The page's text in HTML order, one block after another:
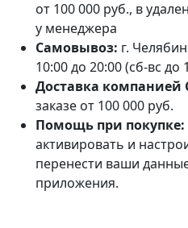
от 100 000 руб., в
у менеджера
Самовывоз: г.
10:00 до 20:00 (сб-вс до
Доставка компанией
заказе от 100 000 руб.
Помощь при покупке:
активировать и
перенести ваши
приложения.